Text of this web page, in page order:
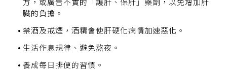
臟的負擔。
禁酒及戒煙，酒精會使肝硬化病情加速惡化。
生活作息規律、避免熬夜。
養成每日排便的習慣。